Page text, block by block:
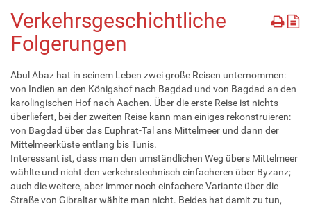
Verkehrsgeschichtliche
Folgerungen
Abul Abaz hat in seinem Leben zwei große Reisen unternommen:
von Indien an den Königshof nach Bagdad und von Bagdad an den
karolingischen Hof nach Aachen. Über die erste Reise ist nichts
überliefert, bei der zweiten Reise kann man einiges rekonstruieren:
von Bagdad über das Euphrat-Tal ans Mittelmeer und dann der
Mittelmeerküste entlang bis Tunis.
Interessant ist, dass man den umständlichen Weg übers Mittelmeer
wählte und nicht den verkehrstechnisch einfacheren über Byzanz;
auch die weitere, aber immer noch einfachere Variante über die
Straße von Gibraltar wählte man nicht. Beides hat damit zu tun,